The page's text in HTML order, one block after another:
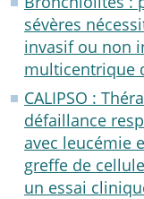
sévères
invasif ou non
multicentrique
CALIPSO :
défaillance
avec leucémie
greffe de
un essai